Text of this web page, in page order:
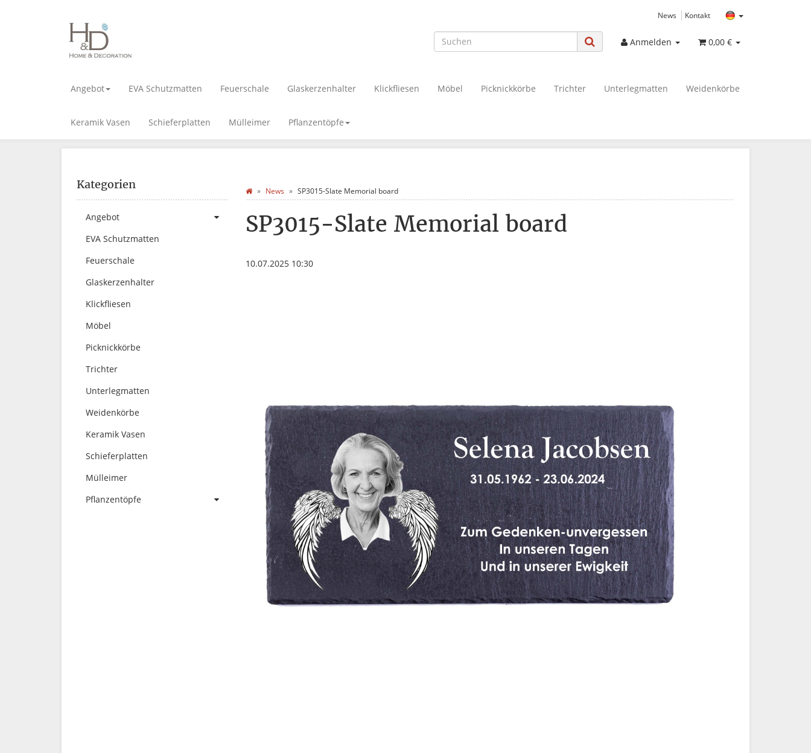
News Kontakt
Anmelden 0,00 €
Angebot EVA Schutzmatten Feuerschale Glaskerzenhalter Klickfliesen Möbel Picknickkörbe Trichter Unterlegmatten Weidenkörbe
Keramik Vasen Schieferplatten Mülleimer Pflanzentöpfe
News SP3015-Slate Memorial board
SP3015-Slate Memorial board
10.07.2025 10:30
Kategorien
Angebot
EVA Schutzmatten
Feuerschale
Glaskerzenhalter
Klickfliesen
Möbel
Picknickkörbe
Trichter
Unterlegmatten
Weidenkörbe
Keramik Vasen
Schieferplatten
Mülleimer
Pflanzentöpfe